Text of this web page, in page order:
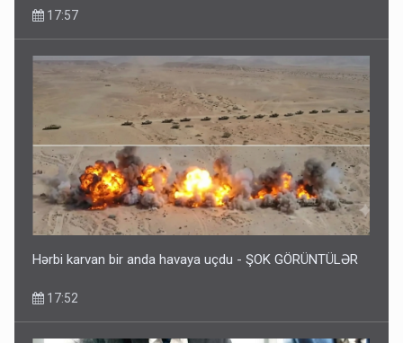
17:57
Hərbi karvan bir anda havaya uçdu - ŞOK GÖRÜNTÜLƏR
17:52